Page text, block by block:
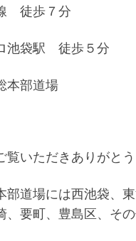
徒歩７分
池袋駅 徒歩５分
本部道場
覧いただきありがとう
部道場には西池袋、
、要町、豊島区、そ